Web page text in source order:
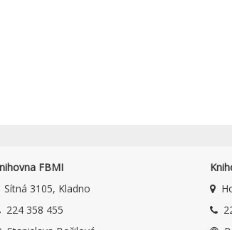
FBMI
Sítná 3105, Kladno
224 358 455